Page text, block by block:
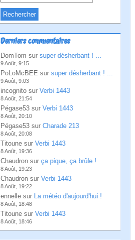
Derniers commentaires
DomTom sur super désherbant ! ...
9 Août, 9:15
PoLoMcBEE sur super désherbant ! ...
9 Août, 9:03
incognito sur Verbi 1443
8 Août, 21:54
Pégase53 sur Verbi 1443
8 Août, 20:10
Pégase53 sur Charade 213
8 Août, 20:08
Titoune sur Verbi 1443
8 Août, 19:36
Chaudron sur ça pique, ça brûle !
8 Août, 19:23
Chaudron sur Verbi 1443
8 Août, 19:22
ennelle sur La météo d'aujourd'hui !
8 Août, 18:48
Titoune sur Verbi 1443
8 Août, 18:46